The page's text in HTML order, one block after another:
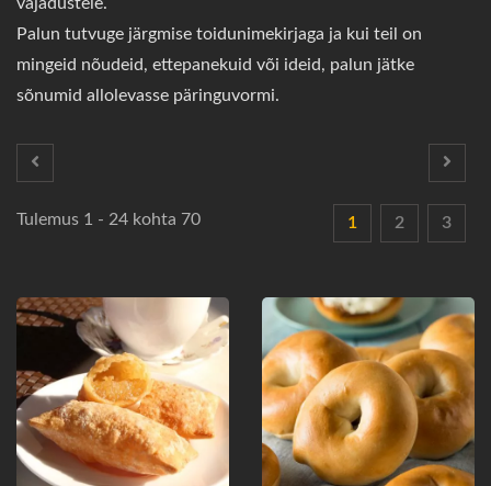
Palun tutvuge järgmise toidunimekirjaga ja kui teil on
mingeid nõudeid, ettepanekuid või ideid, palun jätke
sõnumid allolevasse päringuvormi.
Tulemus 1 - 24 kohta 70 1 2 3